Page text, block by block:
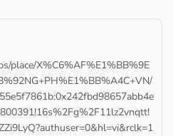
place/X%C6%AF%E1%BB%9E